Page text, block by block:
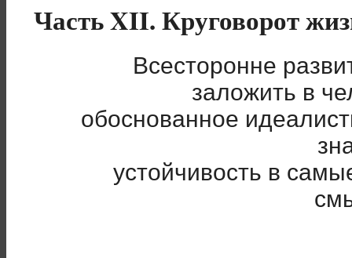
Часть XII. Круговорот
Всесторонне
заложить в
обоснованное
устойчивость в